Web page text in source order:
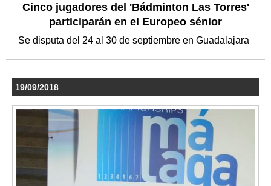
Cinco jugadores del 'Bádminton Las Torres'
participarán en el Europeo sénior
Se disputa del 24 al 30 de septiembre en Guadalajara
19/09/2018